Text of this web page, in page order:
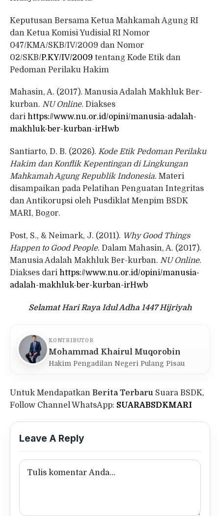
Keputusan Bersama Ketua Mahkamah Agung RI
dan Ketua Komisi Yudisial RI Nomor
047/KMA/SKB/IV/2009 dan Nomor
02/SKB/P.KY/IV/2009 tentang Kode Etik dan
Pedoman Perilaku Hakim
Mahasin, A. (2017). Manusia Adalah Makhluk Ber-
kurban. NU Online. Diakses
dari https://www.nu.or.id/opini/manusia-adalah-
makhluk-ber-kurban-irHwb
Santiarto, D. B. (2026). Kode Etik Pedoman Perilaku
Hakim dan Konflik Kepentingan di Lingkungan
Mahkamah Agung Republik Indonesia. Materi
disampaikan pada Pelatihan Penguatan Integritas
dan Antikorupsi oleh Pusdiklat Menpim BSDK
MARI, Bogor.
Post, S., & Neimark, J. (2011). Why Good Things
Happen to Good People. Dalam Mahasin, A. (2017).
Manusia Adalah Makhluk Ber-kurban. NU Online.
Diakses dari https://www.nu.or.id/opini/manusia-
adalah-makhluk-ber-kurban-irHwb
Selamat Hari Raya Idul Adha 1447 Hijriyah
KONTRIBUTOR
Mohammad Khairul Muqorobin
Hakim Pengadilan Negeri Pulang Pisau
Untuk Mendapatkan Berita Terbaru Suara BSDK,
Follow Channel WhatsApp: SUARABSDKMARI
Leave A Reply